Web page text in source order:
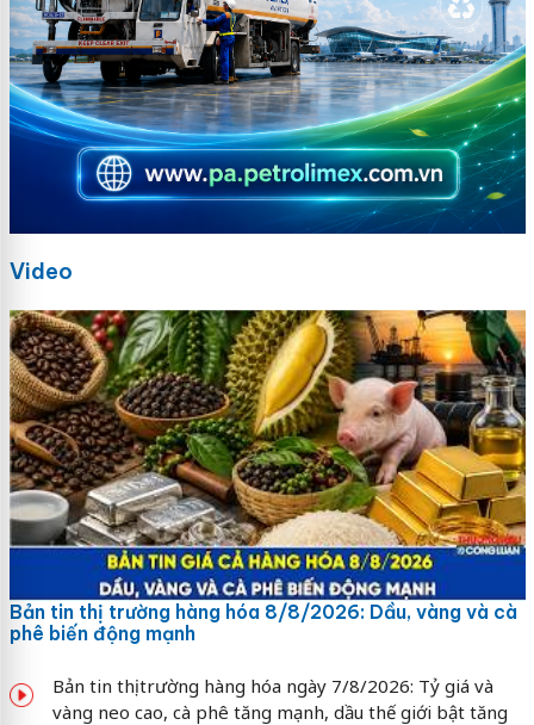
Video
Bản tin thị trường hàng hóa 8/8/2026: Dầu, vàng và cà
phê biến động mạnh
Bản tin thị trường hàng hóa ngày 7/8/2026: Tỷ giá và
vàng neo cao, cà phê tăng mạnh, dầu thế giới bật tăng